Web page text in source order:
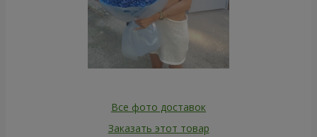
Все фото доставок
Заказать этот товар